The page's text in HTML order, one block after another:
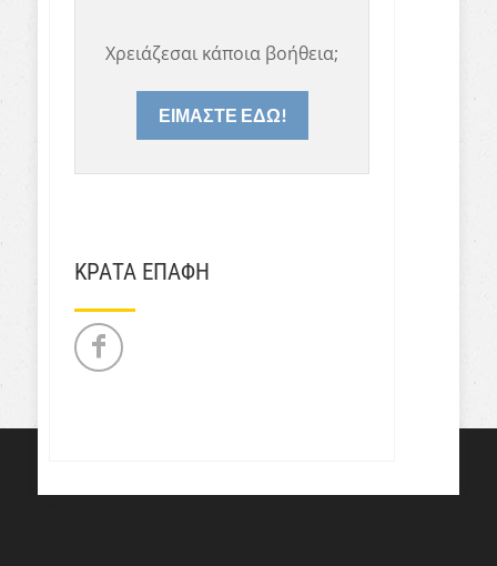
Χρειάζεσαι κάποια βοήθεια;
ΕΙΜΑΣΤΕ ΕΔΩ!
ΚΡΑΤΑ ΕΠΑΦΗ